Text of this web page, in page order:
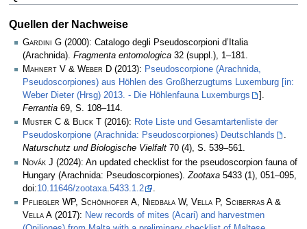
Quellen der Nachweise
Gardini G (2000): Catalogo degli Pseudoscorpioni d’Italia
(Arachnida). Fragmenta entomologica 32 (suppl.), 1–181.
Mahnert V & Weber D (2013): Pseudoscorpione (Arachnida,
Pseudoscorpiones) aus Höhlen des Großherzugtums Luxemburg [in:
Weber Dieter (Hrsg) 2013. - Die Höhlenfauna Luxemburgs
].
Ferrantia 69, S. 108–114.
Muster C & Blick T
(2016): Rote Liste und Gesamtartenliste der
Pseudoskorpione (Arachnida: Pseudoscorpiones) Deutschlands
.
Naturschutz und Biologische Vielfalt 70 (4), S. 539–561.
Novák J (2024): An updated checklist for the pseudoscorpion fauna of
Hungary (Arachnida: Pseudoscorpiones). Zootaxa 5433 (1), 051–095,
doi:10.11646/zootaxa.5433.1.2
Pfliegler WP, Schönhofer A, Niedbała W, Vella P, Sciberras A &
Vella A (2017): New records of mites (Acari) and harvestmen